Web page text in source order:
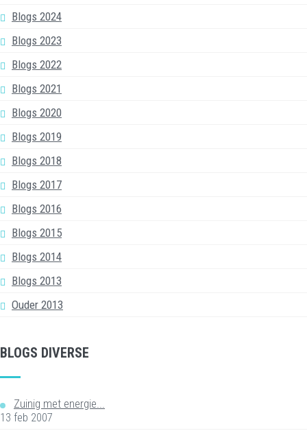
Blogs 2024
Blogs 2023
Blogs 2022
Blogs 2021
Blogs 2020
Blogs 2019
Blogs 2018
Blogs 2017
Blogs 2016
Blogs 2015
Blogs 2014
Blogs 2013
Ouder 2013
BLOGS DIVERSE
Zuinig met energie...
13 feb 2007